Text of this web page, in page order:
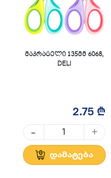
მაკრატელი 135მმ 6068,
DELI
2.75 ₾
- +
დამატება